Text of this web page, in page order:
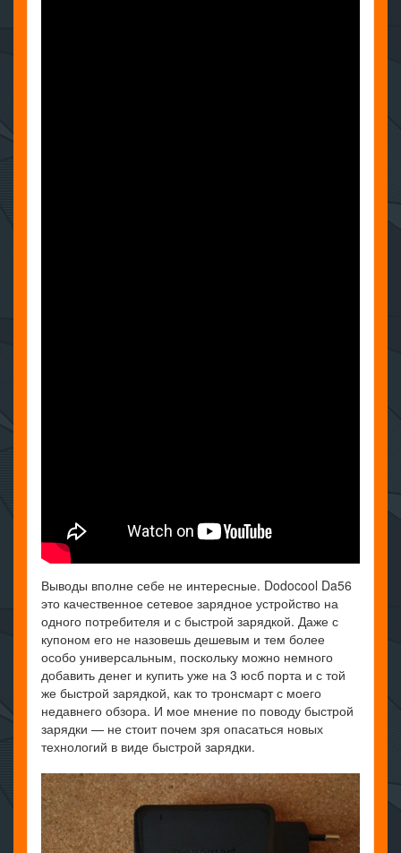
Выводы вполне себе не интересные. Dodocool Da56
это качественное сетевое зарядное устройство на
одного потребителя и с быстрой зарядкой. Даже с
купоном его не назовешь дешевым и тем более
особо универсальным, поскольку можно немного
добавить денег и купить уже на 3 юсб порта и с той
же быстрой зарядкой, как то тронсмарт с моего
недавнего обзора. И мое мнение по поводу быстрой
зарядки — не стоит почем зря опасаться новых
технологий в виде быстрой зарядки.